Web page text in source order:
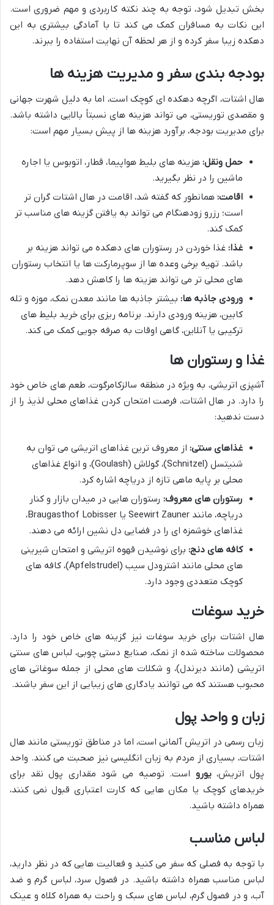
بخش تبدیل شود، توجه به چند نکته کاربردی و مهم ضروری است.
این نکات به مسافران کمک می کند تا با آمادگی بیشتری به این
دهکده زیبا سفر کرده و از هر لحظه آن نهایت استفاده را ببرند.
بودجه بندی سفر و مدیریت هزینه ها
هال اشتات، اگرچه دهکده ای کوچک است، اما به دلیل شهرت جهانی
و مقصدی توریستی، می تواند هزینه های نسبتاً بالایی داشته باشد.
برای مدیریت بودجه، برآورد هزینه ها از پیش بسیار مهم است:
حمل ونقل: هزینه های بلیط هواپیما، قطار، اتوبوس یا اجاره
ماشین را در نظر بگیرید.
اقامت: همانطور که گفته شد، اقامت در هال اشتات گران تر
است؛ رزرو زودهنگام می تواند به یافتن گزینه های مناسب تر
کمک کند.
غذا: غذا خوردن در رستوران های دهکده می تواند هزینه بر
باشد. تهیه برخی وعده ها از سوپرمارکت ها یا انتخاب رستوران
های محلی تر می تواند هزینه ها را کاهش دهد.
ورودی جاذبه ها: بیشتر جاذبه ها مانند معدن نمک، موزه و تله
کابین، هزینه ورودی دارند. برنامه ریزی برای خرید بلیط های
ترکیبی یا آنلاین، گاهی اوقات به صرفه جویی کمک می کند.
غذا و رستوران ها
آشپزی اتریشی، به ویژه در منطقه سالزکامرگوت، طعم های خاص خود
را دارد. در هال اشتات، فرصت امتحان کردن غذاهای محلی لذیذ را از
دست ندهید:
غذاهای سنتی: از معروف ترین غذاهای اتریشی می توان به
شنیتسل (Schnitzel)، گولاش (Goulash)، و انواع غذاهای
محلی بر پایه ماهی تازه از دریاچه اشاره کرد.
رستوران های معروف: رستوران هایی در میدان بازار و کنار
دریاچه، مانند Seewirt Zauner یا Braugasthof Lobisser،
غذاهای خوشمزه ای را در فضایی دل نشین ارائه می دهند.
کافه های دنج: برای نوشیدن قهوه اتریشی و امتحان شیرینی
های محلی مانند اشترودل سیب (Apfelstrudel)، کافه های
کوچک متعددی وجود دارد.
خرید سوغات
هال اشتات برای خرید سوغات نیز گزینه های خاص خود را دارد.
محصولات ساخته شده از نمک، صنایع دستی چوبی، لباس های سنتی
اتریشی (مانند دیرندل)، و شکلات های محلی از جمله سوغاتی های
محبوب هستند که می توانند یادگاری های زیبایی از این سفر باشند.
زبان و واحد پول
زبان رسمی در اتریش آلمانی است، اما در مناطق توریستی مانند هال
اشتات، بسیاری از مردم به زبان انگلیسی نیز صحبت می کنند. واحد
پول اتریش،یورو است. توصیه می شود مقداری پول نقد برای
خریدهای کوچک یا مکان هایی که کارت اعتباری قبول نمی کنند،
همراه داشته باشید.
لباس مناسب
با توجه به فصلی که سفر می کنید و فعالیت هایی که در نظر دارید،
لباس مناسب همراه داشته باشید. در فصول سرد، لباس گرم و ضد
آب، و در فصول گرم، لباس های سبک و راحت به همراه کلاه و عینک